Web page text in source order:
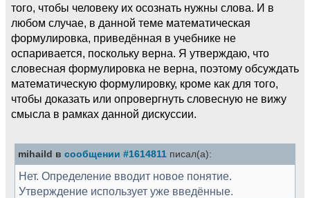
того, чтобы человеку их осознать нужны слова. И в
любом случае, в данной теме математическая
формулировка, приведённая в учебнике не
оспаривается, поскольку верна. Я утверждаю, что
словесная формулировка не верна, поэтому обсуждать
математическую формулировку, кроме как для того,
чтобы доказать или опровергнуть словесную не вижу
смысла в рамках данной дискуссии.
mihaild в сообщении #1614811 писал(а):
Нет. Определение вводит новое понятие.
Утверждение использует уже введённые.